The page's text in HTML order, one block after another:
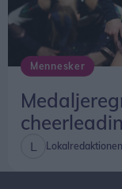
Mennesker
Lokalredaktionen